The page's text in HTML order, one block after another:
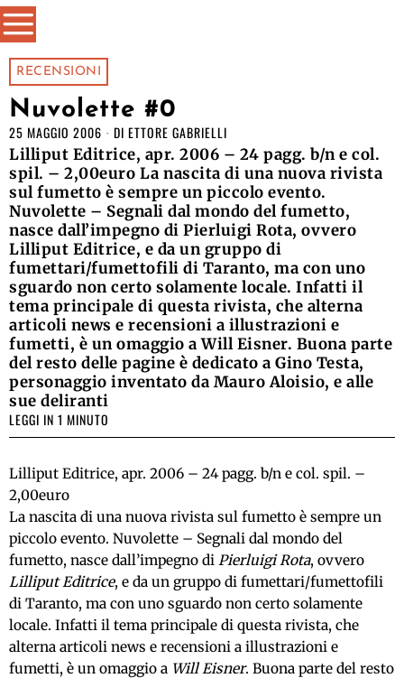
RECENSIONI
Nuvolette #0
25 MAGGIO 2006 DI ETTORE GABRIELLI
Lilliput Editrice, apr. 2006 – 24 pagg. b/n e col.
spil. – 2,00euro La nascita di una nuova rivista
sul fumetto è sempre un piccolo evento.
Nuvolette – Segnali dal mondo del fumetto,
nasce dall’impegno di Pierluigi Rota, ovvero
Lilliput Editrice, e da un gruppo di
fumettari/fumettofili di Taranto, ma con uno
sguardo non certo solamente locale. Infatti il
tema principale di questa rivista, che alterna
articoli news e recensioni a illustrazioni e
fumetti, è un omaggio a Will Eisner. Buona parte
del resto delle pagine è dedicato a Gino Testa,
personaggio inventato da Mauro Aloisio, e alle
sue deliranti
LEGGI IN 1 MINUTO
Lilliput Editrice, apr. 2006 – 24 pagg. b/n e col. spil. –
2,00euro
La nascita di una nuova rivista sul fumetto è sempre un
piccolo evento. Nuvolette – Segnali dal mondo del
fumetto, nasce dall’impegno di Pierluigi Rota, ovvero
Lilliput Editrice, e da un gruppo di fumettari/fumettofili
di Taranto, ma con uno sguardo non certo solamente
locale. Infatti il tema principale di questa rivista, che
alterna articoli news e recensioni a illustrazioni e
fumetti, è un omaggio a Will Eisner. Buona parte del resto